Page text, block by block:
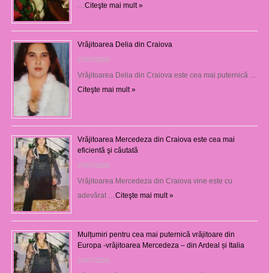
Citeşte mai mult »
Vrăjitoarea Delia din Craiova
27/07/2026
Vrăjitoarea Delia din Craiova este cea mai puternică …
Citeşte mai mult »
Vrăjitoarea Mercedeza din Craiova este cea mai
eficientă şi căutată
27/07/2026
Vrăjitoarea Mercedeza din Craiova vine este cu
adevărat … Citeşte mai mult »
Mulțumiri pentru cea mai puternică vrăjitoare din
Europa -vrăjitoarea Mercedeza – din Ardeal și Italia
23/07/2026